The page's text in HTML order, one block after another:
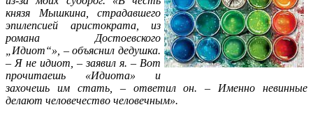
князя Мышкина, страдавшего
эпилепсией аристократа, из
романа Достоевского
„Идиот“», – объяснил дедушка.
– Я не идиот, – заявил я. – Вот
прочитаешь «Идиота» и
захочешь им стать, – ответил он. – Именно невинные
делают человечество человечным».